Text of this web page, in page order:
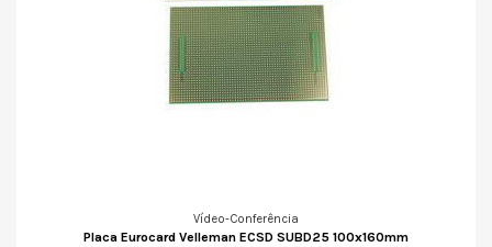
Vídeo-Conferência
Placa Eurocard Velleman ECSD SUBD25 100x160mm